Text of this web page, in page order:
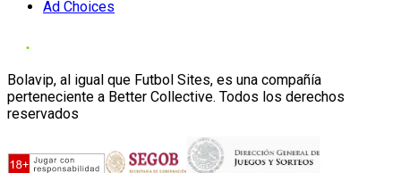
Ad Choices
Bolavip, al igual que Futbol Sites, es una compañía
perteneciente a Better Collective. Todos los derechos
reservados